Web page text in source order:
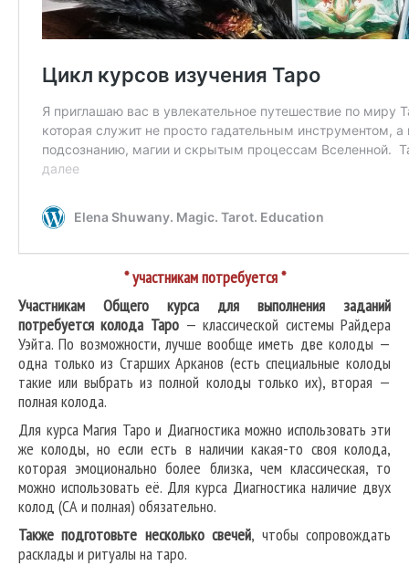
* участникам потребуется *
Участникам Общего курса для выполнения заданий
потребуется колода Таро— классической системы Райдера
Уэйта. По возможности, лучше вообще иметь две колоды —
одна только из Старших Арканов (есть специальные колоды
такие или выбрать из полной колоды только их), вторая —
полная колода.
Для курса Магия Таро и Диагностика можно использовать эти
же колоды, но если есть в наличии какая-то своя колода,
которая эмоционально более близка, чем классическая, то
можно использовать её. Для курса Диагностика наличие двух
колод (СА и полная) обязательно.
Также подготовьте несколько свечей, чтобы сопровождать
расклады и ритуалы на таро.